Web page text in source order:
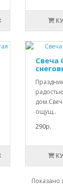
Свеча
ощущ..
290р.
Показано